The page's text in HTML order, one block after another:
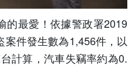
的最愛！依據警政署2019
件發生數為1,456件，以
計算，汽車失竊率約為0.